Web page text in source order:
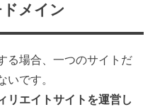
ドメイン
る場合、一つのサイトだ
いです。
リエイトサイトを運営し